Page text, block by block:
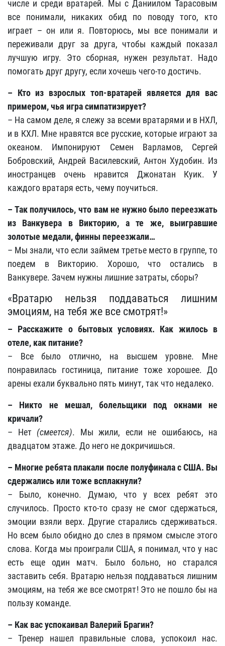
числе и среди вратарей. Мы с Даниилом Тарасовым
все понимали, никаких обид по поводу того, кто
играет – он или я. Повторюсь, мы все понимали и
переживали друг за друга, чтобы каждый показал
лучшую игру. Это сборная, нужен результат. Надо
помогать друг другу, если хочешь чего-то достичь.
– Кто из взрослых топ-вратарей является для вас
примером, чья игра симпатизирует?
– На самом деле, я слежу за всеми вратарями и в НХЛ,
и в КХЛ. Мне нравятся все русские, которые играют за
океаном. Импонируют Семен Варламов, Сергей
Бобровский, Андрей Василевский, Антон Худобин. Из
иностранцев очень нравится Джонатан Куик. У
каждого вратаря есть, чему поучиться.
– Так получилось, что вам не нужно было переезжать
из Ванкувера в Викторию, а те же, выигравшие
золотые медали, финны переезжали…
– Мы знали, что если займем третье место в группе, то
поедем в Викторию. Хорошо, что остались в
Ванкувере. Зачем нужны лишние затраты, сборы?
«Вратарю нельзя поддаваться лишним
эмоциям, на тебя же все смотрят!»
– Расскажите о бытовых условиях. Как жилось в
отеле, как питание?
– Все было отлично, на высшем уровне. Мне
понравилась гостиница, питание тоже хорошее. До
арены ехали буквально пять минут, так что недалеко.
– Никто не мешал, болельщики под окнами не
кричали?
– Нет (смеется). Мы жили, если не ошибаюсь, на
двадцатом этаже. До него не докричишься.
– Многие ребята плакали после полуфинала с США. Вы
сдержались или тоже всплакнули?
– Было, конечно. Думаю, что у всех ребят это
случилось. Просто кто-то сразу не смог сдержаться,
эмоции взяли верх. Другие старались сдерживаться.
Но всем было обидно до слез в прямом смысле этого
слова. Когда мы проиграли США, я понимал, что у нас
есть еще один матч. Было больно, но старался
заставить себя. Вратарю нельзя поддаваться лишним
эмоциям, на тебя же все смотрят! Это не пошло бы на
пользу команде.
– Как вас успокаивал Валерий Брагин?
– Тренер нашел правильные слова, успокоил нас.